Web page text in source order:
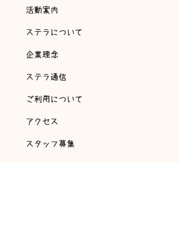
活動案内
ステラについて
企業理念
ステラ通信
ご利用について
アクセス
スタッフ募集